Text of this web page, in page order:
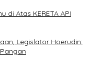
di Atas KERETA API
Legislator Hoerudin: